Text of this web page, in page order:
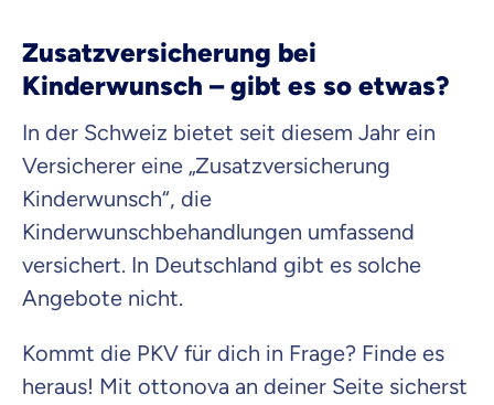
Zusatzversicherung bei
Kinderwunsch – gibt es so etwas?
In der Schweiz bietet seit diesem Jahr ein
Versicherer eine „Zusatzversicherung
Kinderwunsch“, die
Kinderwunschbehandlungen umfassend
versichert. In Deutschland gibt es solche
Angebote nicht.
Kommt die PKV für dich in Frage? Finde es
heraus! Mit ottonova an deiner Seite sicherst